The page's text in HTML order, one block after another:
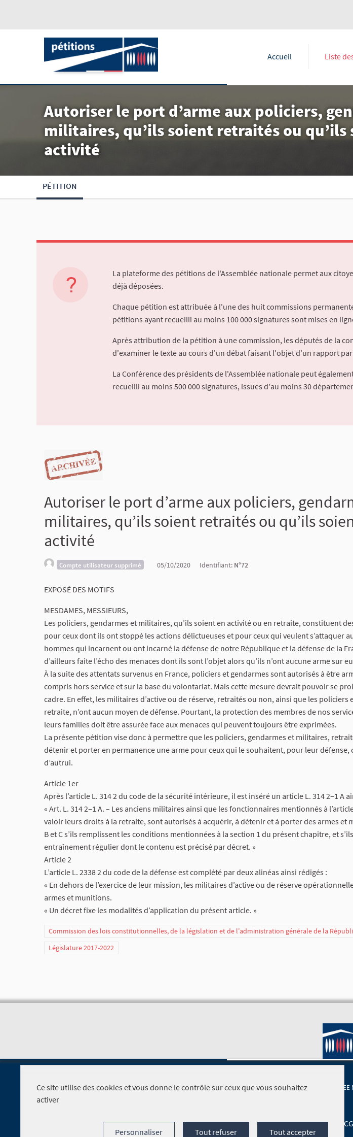
Accueil Liste
Autoriser le port d’arme aux policiers,
militaires, qu’ils soient retraités ou qu’ils
activité
PÉTITION
La plateforme des pétitions de l'Assemblée nationale permet aux
déjà déposées.
Chaque pétition est attribuée à l'une des huit commissions
pétitions ayant recueilli au moins 100 000 signatures sont mises en
Après attribution de la pétition à une commission, les députés de la
d'examiner le texte au cours d'un débat faisant l'objet d'un rapport
La Conférence des présidents de l'Assemblée nationale peut
recueilli au moins 500 000 signatures, issues d'au moins 30
Autoriser le port d’arme aux policiers,
militaires, qu’ils soient retraités ou qu’ils
activité
Compte utilisateur supprimé 05/10/2020 Identifiant: N°72
EXPOSÉ DES MOTIFS
MESDAMES, MESSIEURS,
Les policiers, gendarmes et militaires, qu’ils soient en activité ou en retraite, constituent
pour ceux dont ils ont stoppé les actions délictueuses et pour ceux qui veulent s’attaquer
hommes qui incarnent ou ont incarné la défense de notre République et la défense de la
d’ailleurs faite l’écho des menaces dont ils sont l’objet alors qu’ils n’ont aucune arme sur
À la suite des attentats survenus en France, policiers et gendarmes sont autorisés à être
compris hors service et sur la base du volontariat. Mais cette mesure devrait pouvoir se
cadre. En effet, les militaires d’active ou de réserve, retraités ou non, ainsi que les policiers
retraite, n’ont aucun moyen de défense. Pourtant, la protection des membres de nos
leurs familles doit être assurée face aux menaces qui peuvent toujours être exprimées.
La présente pétition vise donc à permettre que les policiers, gendarmes et militaires,
détenir et porter en permanence une arme pour ceux qui le souhaitent, pour leur défense,
d’autrui.
Article 1er
Après l’article L. 314 2 du code de la sécurité intérieure, il est inséré un article L. 314 2–1 A
« Art. L. 314 2–1 A. – Les anciens militaires ainsi que les fonctionnaires mentionnés à
valoir leurs droits à la retraite, sont autorisés à acquérir, à détenir et à porter des armes et
B et C s’ils remplissent les conditions mentionnées à la section 1 du présent chapitre, et
entraînement régulier dont le contenu est précisé par décret. »
Article 2
L’article L. 2338 2 du code de la défense est complété par deux alinéas ainsi rédigés :
« En dehors de l’exercice de leur mission, les militaires d’active ou de réserve
armes et munitions.
« Un décret fixe les modalités d’application du présent article. »
Commission des lois constitutionnelles, de la législation et de l’administration générale de la
Législature 2017-2022
SITE DE L'ASSEMBLÉE
Foire aux questions Conditions générales d'utilisation
Ce site utilise des cookies et vous donne le contrôle sur ceux que vous souhaitez
activer
Tout accepter
Tout refuser
Personnaliser